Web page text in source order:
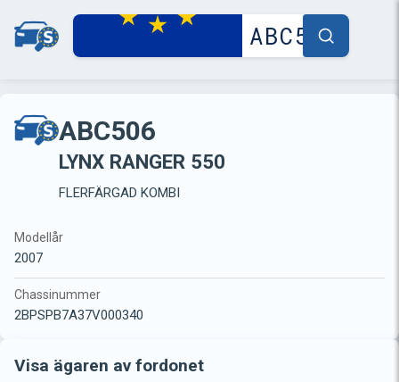
ABC506
LYNX RANGER 550
FLERFÄRGAD KOMBI
Modellår
2007
Chassinummer
2BPSPB7A37V000340
Visa ägaren av fordonet